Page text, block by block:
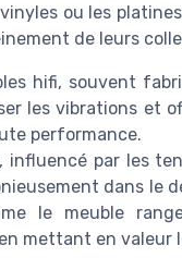
ou les
de leurs
hifi, souvent
les vibrations et
performance.
influencé par les
dans le
le meuble
mettant en valeur